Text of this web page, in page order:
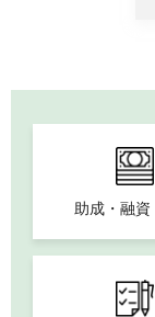
助成・融資